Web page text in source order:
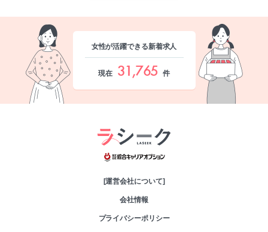
女性が活躍できる新着求人
現在 31,765 件
[運営会社について]
会社情報
プライバシーポリシー